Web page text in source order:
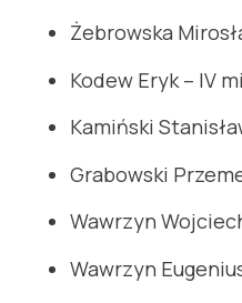
Żebrowska
Kodew Eryk – IV
Kamiński
Grabowski
Wawrzyn
Wawrzyn